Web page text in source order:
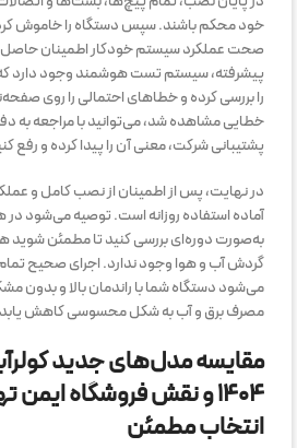
خود محکم باشند. سپس دستگاه را خاموش
صحت عملکرد سیستم خودکار اطمینان
پیشرفته، سیستم تست هوشمند وجود دارد
را بررسی کرده و خطاهای احتمالی را روی
خطایی مشاهده شد، می‌توانید با مراجعه به
پشتیبانی شرکت، معنی آن را پیدا کرده و رفع
در نهایت، پس از اطمینان از نصب کامل و
آماده استفاده روزانه است. توصیه می‌شود در
به‌صورت دوره‌ای بررسی کنید تا مطمئن شوید
گردش آب و هوا وجود ندارد. اجرای صحیح
می‌شود دستگاه شما با راندمان بالا و بدون
مصرف برق و آب به شکل محسوسی کاهش
مقایسه مدل‌های جدید
۱۴۰۴ و نقش فروشگاه ایمن
انتخاب مطمئن